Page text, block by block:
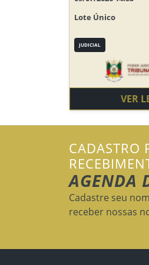
Lote Único
JUDICIAL
VER
CADASTRO
AGENDA
Cadastre seu
receber nossas